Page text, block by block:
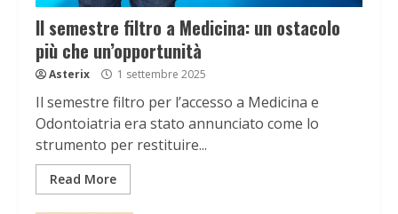
Il semestre filtro a Medicina: un ostacolo
più che un’opportunità
Asterix 1 settembre 2025
Il semestre filtro per l’accesso a Medicina e
Odontoiatria era stato annunciato come lo
strumento per restituire...
Read More